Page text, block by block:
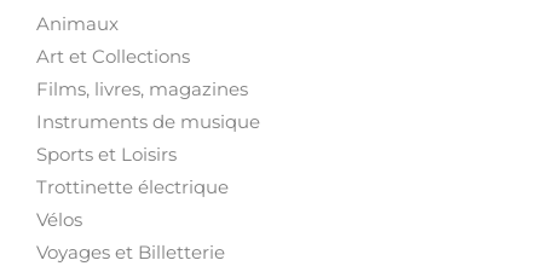
Animaux
Art et Collections
Films, livres, magazines
Instruments de musique
Sports et Loisirs
Trottinette électrique
Vélos
Voyages et Billetterie